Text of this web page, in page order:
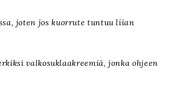
joten jos kuorrute tuntuu liian
valkosuklaakreemiä, jonka ohjeen